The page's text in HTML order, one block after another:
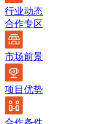
行业动态
合作专区
市场前景
项目优势